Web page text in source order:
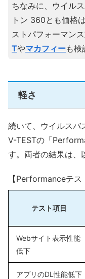
ちなみに、ウイル
トン 360とも価格
ストパフォーマン
Tやマカフィーも検
軽さ
続いて、ウイルスバ
V-TESTの「
す。両者の結果は、
【Performanceテス
テスト項目
Webサイト表示性能
低下
アプリのDL性能低下